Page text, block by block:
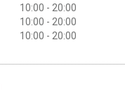
10:00 - 20:00
10:00 - 20:00
10:00 - 20:00